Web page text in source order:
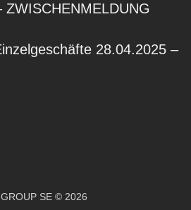
28.04.2025 –
SE © 2026